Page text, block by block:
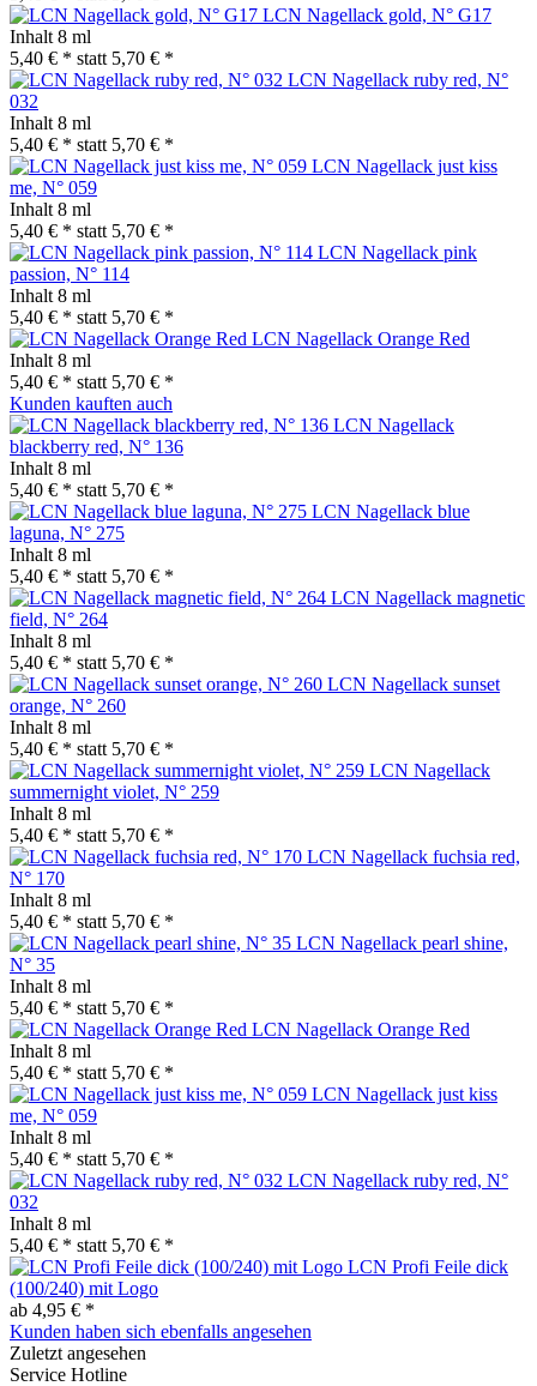
LCN Nagellack gold, N° G17
Inhalt 8 ml
5,40 € * statt 5,70 € *
LCN Nagellack ruby red, N°
032
Inhalt 8 ml
5,40 € * statt 5,70 € *
LCN Nagellack just kiss
me, N° 059
Inhalt 8 ml
5,40 € * statt 5,70 € *
LCN Nagellack pink
passion, N° 114
Inhalt 8 ml
5,40 € * statt 5,70 € *
LCN Nagellack Orange Red
Inhalt 8 ml
5,40 € * statt 5,70 € *
Kunden kauften auch
LCN Nagellack
blackberry red, N° 136
Inhalt 8 ml
5,40 € * statt 5,70 € *
LCN Nagellack blue
laguna, N° 275
Inhalt 8 ml
5,40 € * statt 5,70 € *
LCN Nagellack magnetic
field, N° 264
Inhalt 8 ml
5,40 € * statt 5,70 € *
LCN Nagellack sunset
orange, N° 260
Inhalt 8 ml
5,40 € * statt 5,70 € *
LCN Nagellack
summernight violet, N° 259
Inhalt 8 ml
5,40 € * statt 5,70 € *
LCN Nagellack fuchsia red,
N° 170
Inhalt 8 ml
5,40 € * statt 5,70 € *
LCN Nagellack pearl shine,
N° 35
Inhalt 8 ml
5,40 € * statt 5,70 € *
LCN Nagellack Orange Red
Inhalt 8 ml
5,40 € * statt 5,70 € *
LCN Nagellack just kiss
me, N° 059
Inhalt 8 ml
5,40 € * statt 5,70 € *
LCN Nagellack ruby red, N°
032
Inhalt 8 ml
5,40 € * statt 5,70 € *
LCN Profi Feile dick
(100/240) mit Logo
ab 4,95 € *
Kunden haben sich ebenfalls angesehen
Zuletzt angesehen
Service Hotline